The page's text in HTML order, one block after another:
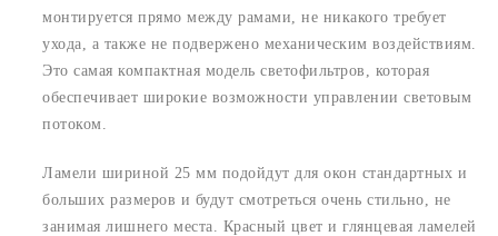
монтируется прямо между рамами, не никакого требует
ухода, а также не подвержено механическим воздействиям.
Это самая компактная модель светофильтров, которая
обеспечивает широкие возможности управлении световым
потоком.
Ламели шириной 25 мм подойдут для окон стандартных и
больших размеров и будут смотреться очень стильно, не
занимая лишнего места. Красный цвет и глянцевая ламелей